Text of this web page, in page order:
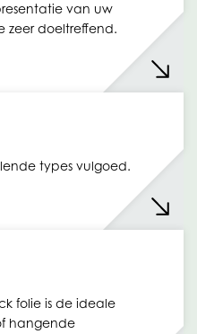
van uw
zeer doeltreffend.
types vulgoed.
folie is de ideale
hangende